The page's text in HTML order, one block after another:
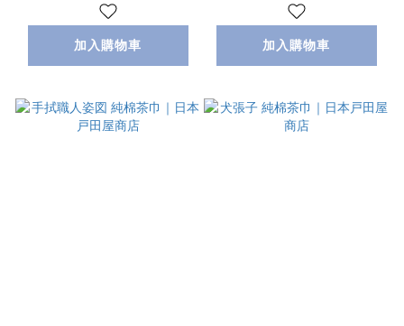
加入購物車 加入購物車